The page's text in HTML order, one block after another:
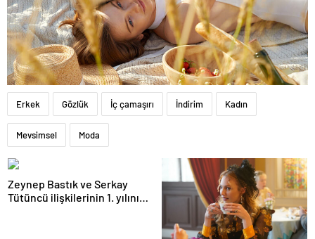
Erkek Gözlük İç çamaşırı İndirim Kadın
Mevsimsel Moda
Zeynep Bastık ve Serkay
Tütüncü ilişkilerinin 1. yılını